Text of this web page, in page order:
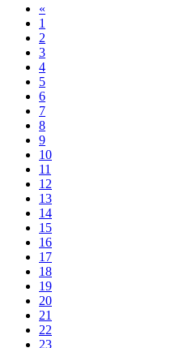
«
1
2
3
4
5
6
7
8
9
10
11
12
13
14
15
16
17
18
19
20
21
22
23